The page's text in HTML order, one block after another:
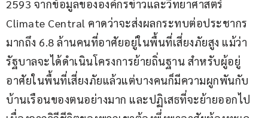
2593 จากข้อมูลขององค์กรข่าวและวิทยาศาสตร์
Climate Central คาดว่าจะส่งผลกระทบต่อประชากร
มากถึง 6.8 ล้านคนที่อาศัยอยู่ในพื้นที่เสี่ยงภัยสูง แม้ว่า
รัฐบาลจะได้ดำเนินโครงการย้ายถิ่นฐาน สำหรับผู้อยู่
อาศัยในพื้นที่เสี่ยงภัยแล้วแต่บางคนก็มีความผูกพันกับ
บ้านเรือนของตนอย่างมาก และปฏิเสธที่จะย้ายออกไป